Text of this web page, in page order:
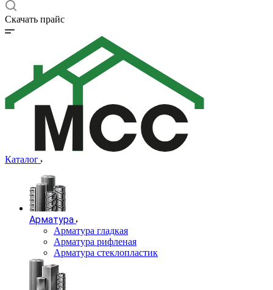
Скачать прайс
Каталог
Арматура
Арматура гладкая
Арматура рифленая
Арматура стеклопластик